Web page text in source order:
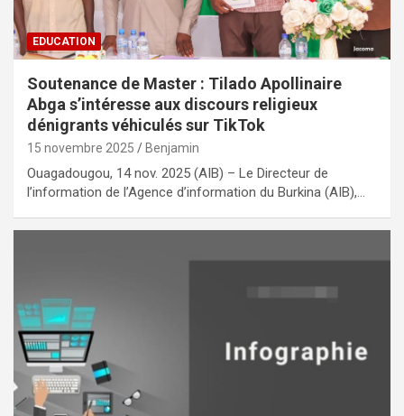
EDUCATION
Soutenance de Master : Tilado Apollinaire
Abga s’intéresse aux discours religieux
dénigrants véhiculés sur TikTok
15 novembre 2025 Benjamin
Ouagadougou, 14 nov. 2025 (AIB) – Le Directeur de
l’information de l’Agence d’information du Burkina (AIB),…